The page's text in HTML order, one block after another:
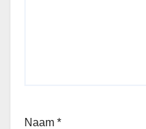
Naam *